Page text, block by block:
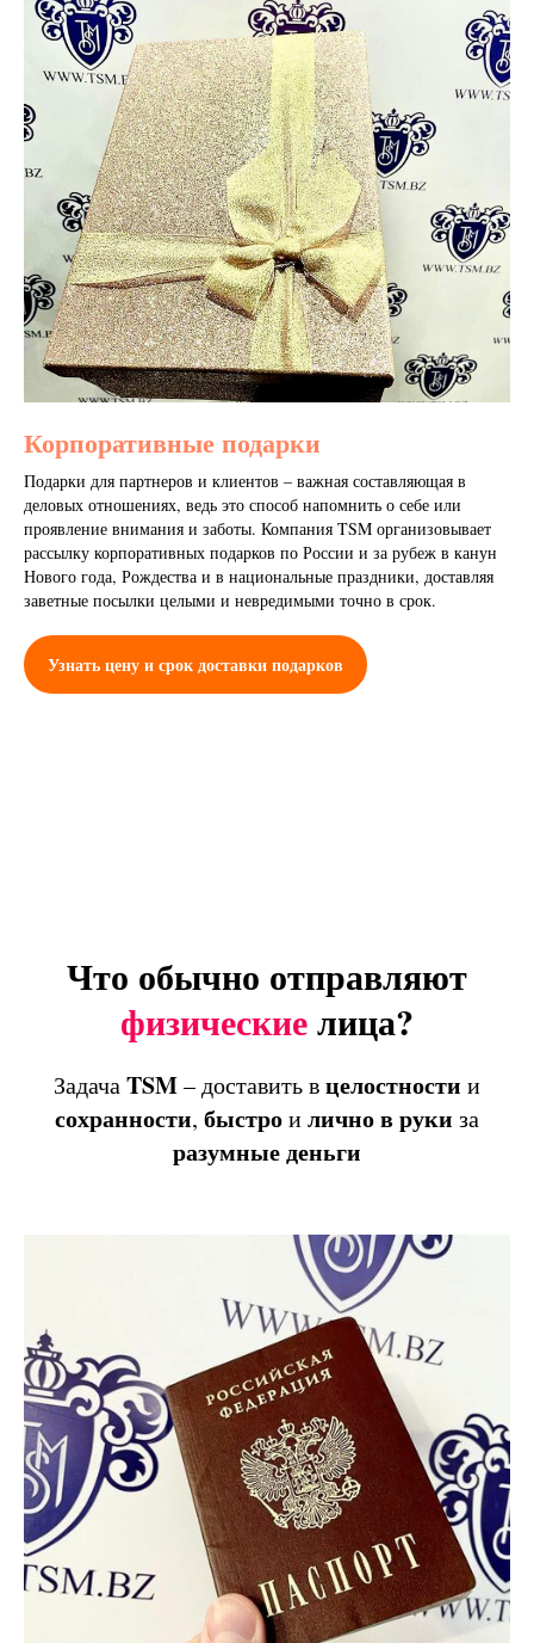
Корпоративные подарки
Подарки для партнеров и клиентов – важная составляющая в
деловых отношениях, ведь это способ напомнить о себе или
проявление внимания и заботы. Компания TSM организовывает
рассылку корпоративных подарков по России и за рубеж в канун
Нового года, Рождества и в национальные праздники, доставляя
заветные посылки целыми и невредимыми точно в срок.
Узнать цену и срок доставки подарков
Что обычно отправляют
физическиелица?
ЗадачаTSM– доставить вцелостности и
сохранности, быстроиличновруки за
разумныеденьги